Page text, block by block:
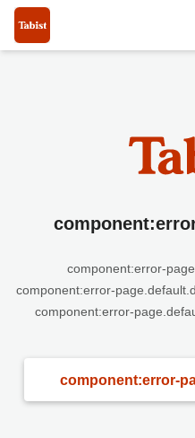
component:error-
component:error-
component:error-
component:error-